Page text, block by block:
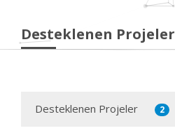
Desteklenen Projeler
Desteklenen Projeler 2